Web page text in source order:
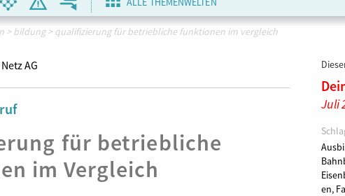
ALLE THEMENWELTEN
>bildung >qualifizierung für betriebliche funktionen im vergleich
AG
für betriebliche
im Vergleich
Juli
en,